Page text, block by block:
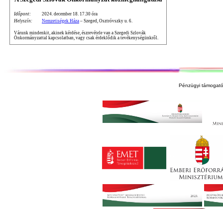
Időpont:
2024. december 18. 17.30 óra
Helyszín:
Nemzetiségek Háza – Szeged, Osztróvszky u. 6.
Várunk mindenkit, akinek kérdése, észrevétele van a Szegedi Szlovák
Önkormányzattal kapcsolatban, vagy csak érdeklődik a tevékenységünkről.
Pénzügyi